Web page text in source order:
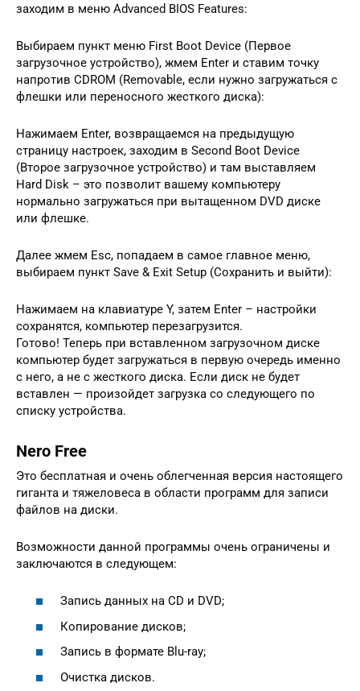
заходим в меню Advanced BIOS Features:
Выбираем пункт меню First Boot Device (Первое
загрузочное устройство), жмем Enter и ставим точку
напротив CDROM (Removable, если нужно загружаться с
флешки или переносного жесткого диска):
Нажимаем Enter, возвращаемся на предыдущую
страницу настроек, заходим в Second Boot Device
(Второе загрузочное устройство) и там выставляем
Hard Disk – это позволит вашему компьютеру
нормально загружаться при вытащенном DVD диске
или флешке.
Далее жмем Esc, попадаем в самое главное меню,
выбираем пункт Save & Exit Setup (Сохранить и выйти):
Нажимаем на клавиатуре Y, затем Enter – настройки
сохранятся, компьютер перезагрузится.
Готово! Теперь при вставленном загрузочном диске
компьютер будет загружаться в первую очередь именно
с него, а не с жесткого диска. Если диск не будет
вставлен — произойдет загрузка со следующего по
списку устройства.
Nero Free
Это бесплатная и очень облегченная версия настоящего
гиганта и тяжеловеса в области программ для записи
файлов на диски.
Возможности данной программы очень ограничены и
заключаются в следующем:
Запись данных на CD и DVD;
Копирование дисков;
Запись в формате Blu-ray;
Очистка дисков.